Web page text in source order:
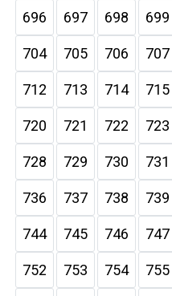
696 697 698 699
704 705 706 707
712 713 714 715
720 721 722 723
728 729 730 731
736 737 738 739
744 745 746 747
752 753 754 755